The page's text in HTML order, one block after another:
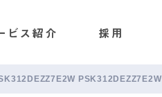
PSK312DEZZ7E2W